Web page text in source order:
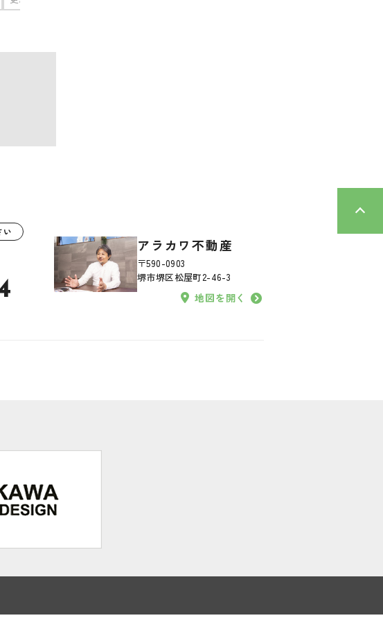
い
アラカワ不動産
〒590-0903
堺市堺区松屋町2-46-3
地図を開く